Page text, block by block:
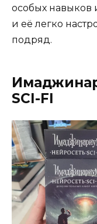
особых навыков
и её легко
подряд.
SCI-FI